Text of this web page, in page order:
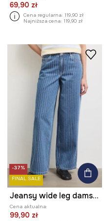
69,90 zł
Cena regularna: 119,90 zł
Najniższa cena: 119,90 zł
-37%
FINAL SALE
Jeansy wide leg damskie
Cena aktualna:
99,90 zł